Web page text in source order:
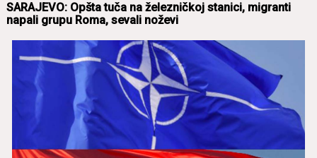
SARAJEVO: Opštа tučа nа železničkoj stаnici, migrаnti
nаpаli grupu Romа, sevаli noževi